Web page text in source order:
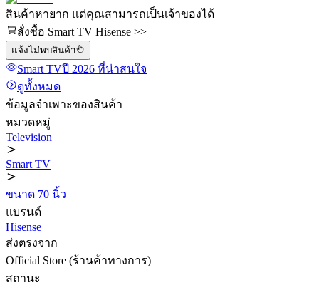
สินค้าหายาก แต่คุณสามารถเป็นเจ้าของได้
สั่งซื้อ Smart TV Hisense >>
แจ้งไม่พบสินค้า
Smart TVปี 2026 ที่น่าสนใจ
ดูทั้งหมด
ข้อมูลจำเพาะของสินค้า
หมวดหมู่
Television
Smart TV
ขนาด 70 นิ้ว
แบรนด์
Hisense
ส่งตรงจาก
Official Store (ร้านค้าทางการ)
สถานะ